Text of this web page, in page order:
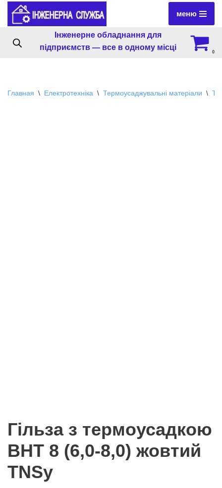
Перейти
содержимому
меню
Інженерне обладнання для
підприємств — все в одному місці
0
Главная \ Електротехніка \ Термоусаджувальні матеріали \
Гільза з термоусадкою
BHT 8 (6,0-8,0) жовтий
TNSy